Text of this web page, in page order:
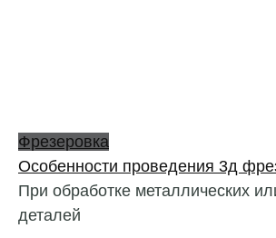
Фрезеровка
Особенности проведения 3д
При обработке металлических
деталей